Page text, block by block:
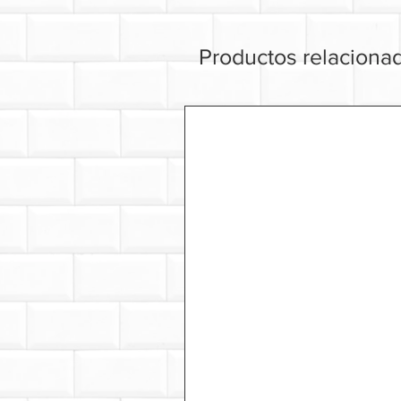
Productos